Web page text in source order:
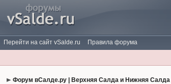
Перейти на сайт vSalde.ru Правила форума
Форум вСалде.ру | Верхняя Салда и Нижняя Салда